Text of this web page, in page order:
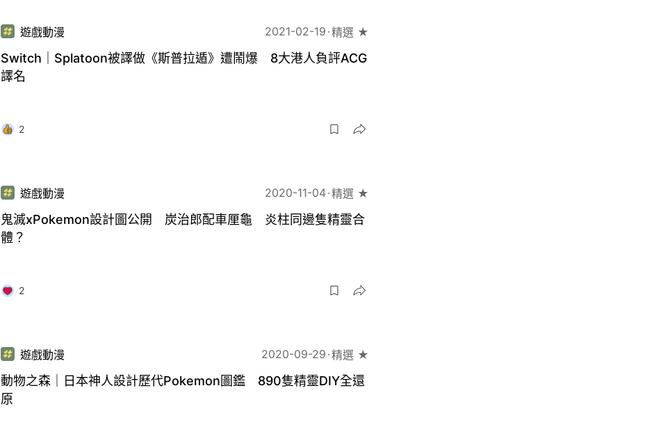
遊戲動漫 2021-02-19 精選 ★
Switch｜Splatoon被譯做《斯普拉遁》遭鬧爆 8大港人負評ACG
譯名
2
遊戲動漫 2020-11-04 精選 ★
鬼滅xPokemon設計圖公開 炭治郎配車厘龜 炎柱同邊隻精靈合
體？
2
遊戲動漫 2020-09-29 精選 ★
動物之森｜日本神人設計歷代Pokemon圖鑑 890隻精靈DIY全還
原